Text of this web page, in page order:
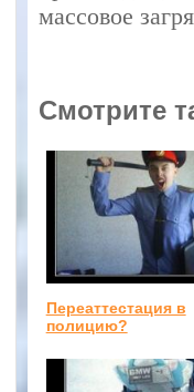
массовое
Смотрите
Переаттестация в
полицию?